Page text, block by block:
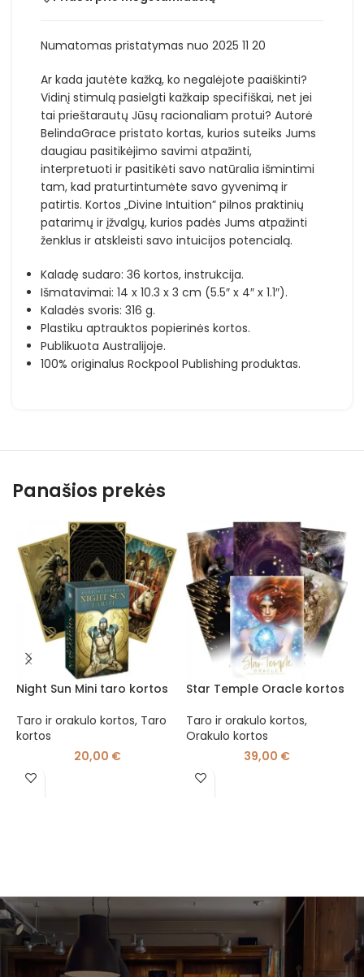
Numatomas pristatymas nuo 2025 11 20
Ar kada jautėte kažką, ko negalėjote paaiškinti?
Vidinį stimulą pasielgti kažkaip specifiškai, net jei
tai prieštarautų Jūsų racionaliam protui? Autorė
BelindaGrace pristato kortas, kurios suteiks Jums
daugiau pasitikėjimo savimi atpažinti,
interpretuoti ir pasitikėti savo natūralia išmintimi
tam, kad praturtintumėte savo gyvenimą ir
patirtis. Kortos „Divine Intuition” pilnos praktinių
patarimų ir įžvalgų, kurios padės Jums atpažinti
ženklus ir atskleisti savo intuicijos potencialą.
Kaladę sudaro: 36 kortos, instrukcija.
Išmatavimai: 14 x 10.3 x 3 cm (5.5″ x 4″ x 1.1″).
Kaladės svoris: 316 g.
Plastiku aptrauktos popierinės kortos.
Publikuota Australijoje.
100% originalus Rockpool Publishing produktas.
Panašios prekės
Night Sun Mini taro kortos
Taro ir orakulo kortos, Taro
kortos
20,00 €
Star Temple Oracle kortos
Taro ir orakulo kortos,
Orakulo kortos
39,00 €